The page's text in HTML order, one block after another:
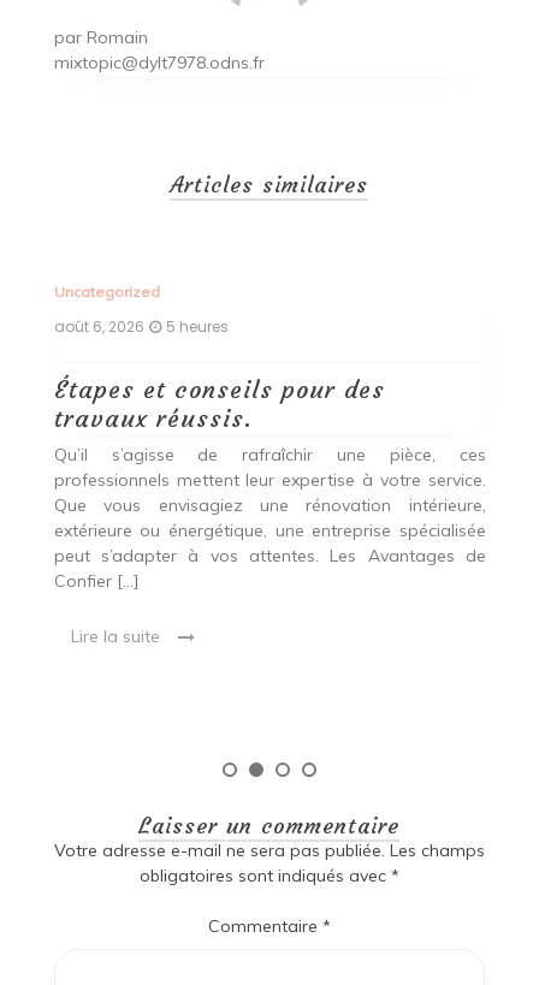
par Romain
mixtopic@dylt7978.odns.fr
Articles similaires
Uncategorized
août 6, 2026 5 heures
Étapes et conseils pour des
travaux réussis.
Qu’il s’agisse de rafraîchir une pièce, ces
professionnels mettent leur expertise à votre service.
Que vous envisagiez une rénovation intérieure,
extérieure ou énergétique, une entreprise spécialisée
peut s’adapter à vos attentes. Les Avantages de
Confier […]
Lire la suite
Laisser un commentaire
Votre adresse e-mail ne sera pas publiée. Les champs
obligatoires sont indiqués avec *
Commentaire *